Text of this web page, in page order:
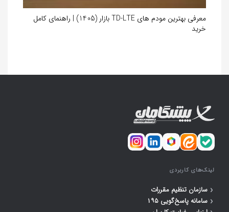
معرفی بهترین مودم های TD-LTE بازار (1405) | راهنمای کامل
خرید
لینک‌های کاربردی
‹ سازمان تنظیم مقررات
‹ سامانه پاسخ‌گویی ۱۹۵